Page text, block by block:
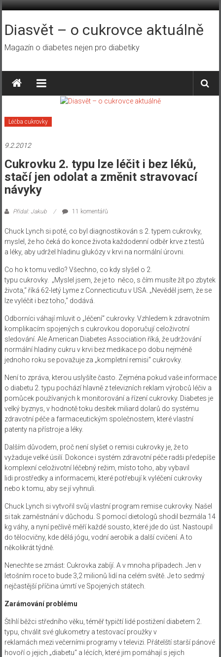
Přeskočit
obsah
Diasvět – o cukrovce aktuálně
Magazín o diabetes nejen pro diabetiky
Léčba cukrovky
9.2.2012
Cukrovku 2. typu lze léčit i bez léků,
stačí jen odolat a změnit stravovací
návyky
Přidal: Jakub 11 komentářů
Chuck Lynch si poté, co byl diagnostikován s 2. typem cukrovky,
myslel, že ho čeká do konce života každodenní odběr krve z testů
a léky, aby udržel hladinu glukózy v krvi na normální úrovni.
Co ho k tomu vedlo? Všechno, co kdy slyšel o 2.
typu cukrovky. „Myslel jsem, že je to něco, s čím musíte žít po zbytek
života,“ říká 62-letý Lyme z Connecticutu v USA. „Nevěděl jsem, že se
lze vyléčit i bez toho,“ dodává.
Odborníci váhají mluvit o „léčení“ cukrovky. Vzhledem k zdravotním
komplikacím spojených s cukrovkou doporučují celoživotní
sledování. Ale American Diabetes Association říká, že udržování
normální hladiny cukru v krvi bez medikace po dobu nejméně
jednoho roku se považuje za „kompletní remisi“ cukrovky.
Není to zpráva, kterou uslyšíte často. Zejména pokud vaše informace
o diabetu 2. typu pochází hlavně z televizních reklam výrobců léčiv a
pomůcek používaných k monitorování a řízení cukrovky. Diabetes je
velký byznys, v hodnotě toku desítek miliard dolarů do systému
zdravotní péče a farmaceutickým společnostem, které vlastní
patenty na přístroje a léky.
Dalším důvodem, proč není slyšet o remisi cukrovky je, že to
vyžaduje velké úsilí. Dokonce i systém zdravotní péče radši předepíše
komplexní celoživotní léčebný režim, místo toho, aby vybavil
lidi prostředky a informacemi, které potřebují k vyléčení cukrovky
nebo k tomu, aby se jí vyhnuli.
Chuck Lynch si vytvořil svůj vlastní program remise cukrovky. Našel
si tak zaměstnání v důchodu. S pomocí dietologů shodil bezmála 14
kg váhy, a nyní pečlivě měří každé sousto, které jde do úst. Nastoupil
do tělocvičny, kde dělá jógu, vodní aerobik a další cvičení. A to
několikrát týdně.
Nenechte se zmást: Cukrovka zabíjí. A v mnoha případech. Jen v
letošním roce to bude 3,2 milionů lidí na celém světě. Je to sedmý
nejčastější příčina úmrtí ve Spojených státech.
Zarámování problému
Štíhlí běžci středního věku, téměř typičtí lidé postižení diabetem 2.
typu, chválit své glukometry a testovací proužky v
reklamách mezi večerními programy v televizi. Přátelští starší pánové
hovoří o jejich „diabetu“ a lécích, které jim pomáhají s jejich